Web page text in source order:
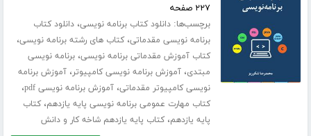
۲۲۷ صفحه
برچسب‌ها:دانلود کتاب برنامه نویسی،دانلود کتاب
برنامه نویسی مقدماتی،کتاب های رشته برنامه نویسی،
کتاب آموزش مقدماتی برنامه نویسی،برنامه نویسی
مبتدی،آموزش برنامه نویسی کامپیوتر،آموزش برنامه
نویسی کامپیوتر مقدماتی،آموزش برنامه نویسی pdf ،
کتاب مهارت عمومی برنامه نویسی پایه یازدهم،کتاب
پایه یازدهم،کتاب پایه یازدهم شاخه کار و دانش